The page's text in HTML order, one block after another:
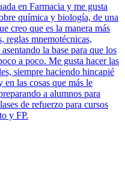
en Farmacia y me gusta
química y biología, de una
creo que es la manera más
reglas mnemotécnicas,
la base para que los
a poco. Me gusta hacer las
siempre haciendo hincapié
las cosas que más le
a alumnos para
de refuerzo para cursos
y FP.